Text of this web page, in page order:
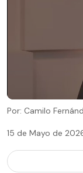
Por: Camilo
15 de Mayo de